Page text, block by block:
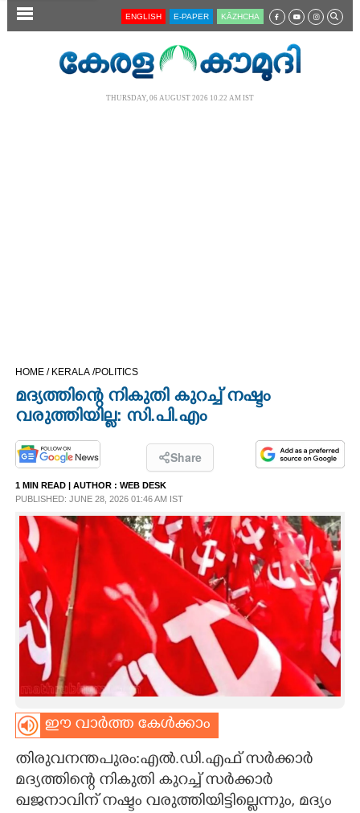
SECTIONS
CINEMA
OPINION
PHOTOS
LIFESTYLE
SPIRITUAL
INFO+
ART
ASTRO
LITERATURE
ENGLISH E-PAPER KĀZHCHA
THURSDAY, 06 AUGUST 2026 10.22 AM IST
HOME / KERALA /POLITICS
മദ്യത്തിന്റെ നികുതി കുറച്ച് നഷ്ടം
വരുത്തിയില്ല: സി.പി.എം
Share
1 MIN READ | AUTHOR : WEB DESK
PUBLISHED: JUNE 28, 2026 01:46 AM IST
ഈ വാർത്ത കേൾക്കാം
തിരുവനന്തപുരം:എൽ.ഡി.എഫ് സർക്കാർ
മദ്യത്തിന്റെ നികുതി കുറച്ച് സർക്കാർ
ഖജനാവിന് നഷ്ടം വരുത്തിയിട്ടില്ലെന്നും, മദ്യം